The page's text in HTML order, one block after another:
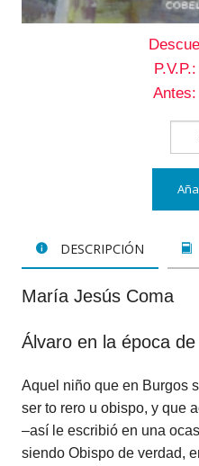
DESCRIPCIÓN
María Jesús Coma
Álvaro en la época
Aquel niño que en Burgos
ser to rero u obispo, y que
–así le escribió en una
siendo Obispo de verdad,